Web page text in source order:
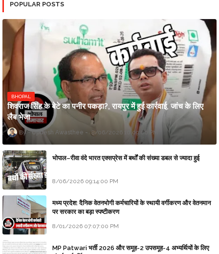
POPULAR POSTS
BHOPAL
शिवराज सिंह के बेटे का पनीर पकड़ा?, रायपुर में हुई कार्रवाई, जांच के लिए
लैब भेजा
Updesh Awasthee 8/06/2026 10:09:00 PM
भोपाल–रीवा वंदे भारत एक्सप्रेस में बर्थों की संख्या डबल से ज्यादा हुई
8/06/2026 09:14:00 PM
मध्य प्रदेश: दैनिक वेतनभोगी कर्मचारियों के स्थायी वर्गीकरण और वेतनमान
पर सरकार का बड़ा स्पष्टीकरण
8/01/2026 07:07:00 PM
MP Patwari भर्ती 2026 और समूह-2 उपसमूह-4 अभ्यर्थियों के लिए